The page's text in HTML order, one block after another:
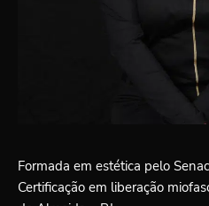
Formada em estética pelo
Certificação em liberação